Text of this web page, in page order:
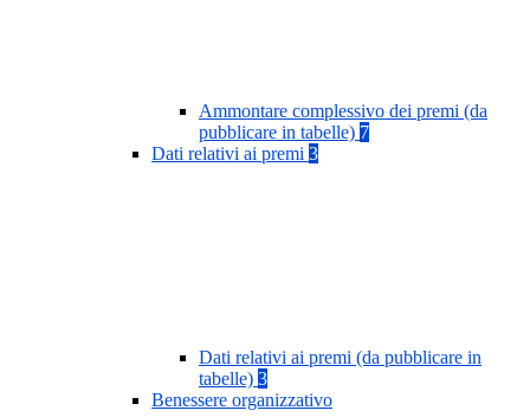
Ammontare complessivo dei premi (da
pubblicare in tabelle) 7
Dati relativi ai premi 3
Dati relativi ai premi (da pubblicare in
tabelle) 3
Benessere organizzativo